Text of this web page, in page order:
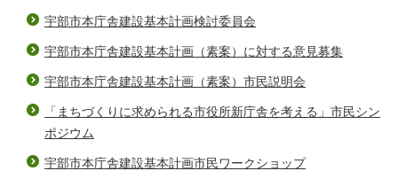
宇部市本庁舎建設基本計画検討委員会
宇部市本庁舎建設基本計画（素案）に対する意見募集
宇部市本庁舎建設基本計画（素案）市民説明会
「まちづくりに求められる市役所新庁舎を考える」市民シン
ポジウム
宇部市本庁舎建設基本計画市民ワークショップ